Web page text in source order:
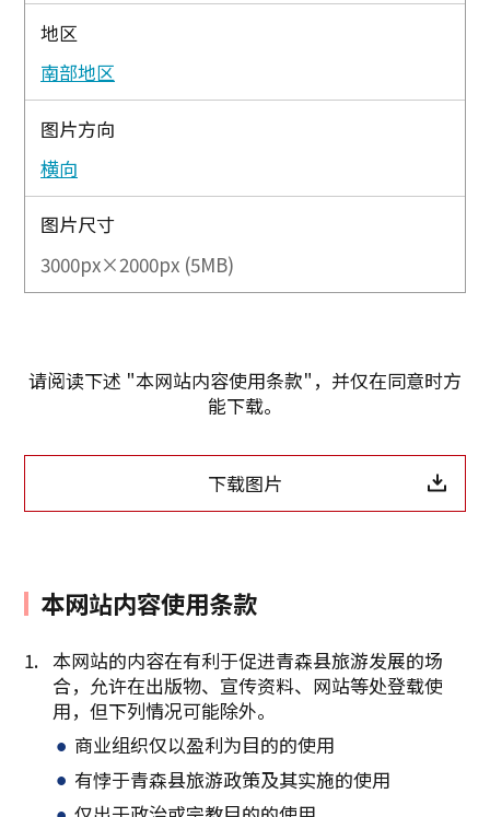
地区
南部地区
图片方向
横向
图片尺寸
3000px×2000px (5MB)
请阅读下述 "本网站内容使用条款"，并仅在同意时方
能下载。
下载图片
本网站内容使用条款
本网站的内容在有利于促进青森县旅游发展的场
合，允许在出版物、宣传资料、网站等处登载使
用，但下列情况可能除外。
商业组织仅以盈利为目的的使用
有悖于青森县旅游政策及其实施的使用
复制链接